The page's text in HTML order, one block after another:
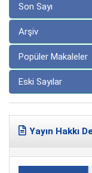
Son Sayı
Arşiv
Popüler Makaleler
Eski Sayılar
Yayın Hakkı